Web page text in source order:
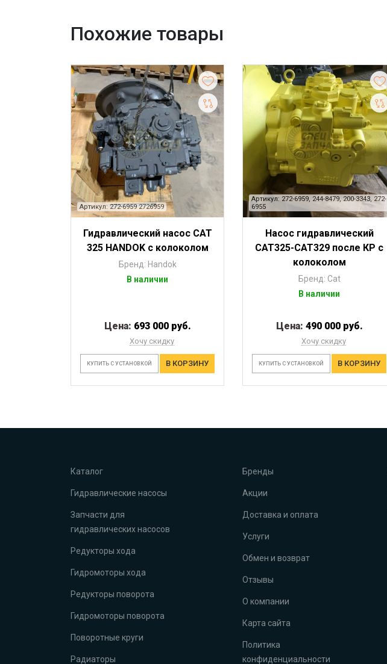
Похожие товары
Артикул: 272-6959 2726959
Гидравлический насос CAT
325 HANDOK с колоколом
Бренд: Handok
В наличии
Цена: 693 000 руб.
Хочу скидку
КУПИТЬ С УСТАНОВКОЙ В КОРЗИНУ
Артикул: 272-6959, 244-8479, 200-3343, 272-
6955
Насос гидравлический
CAT325-CAT329 после КР с
колоколом
Бренд: Cat
В наличии
Цена: 490 000 руб.
Хочу скидку
КУПИТЬ С УСТАНОВКОЙ В КОРЗИНУ
Каталог
Гидравлические насосы
Запчасти для
гидравлических насосов
Редукторы хода
Гидромоторы хода
Редукторы поворота
Гидромоторы поворота
Поворотные круги
Радиаторы
Бренды
Акции
Доставка и оплата
Услуги
Обмен и возврат
Отзывы
О компании
Карта сайта
Политика
конфиденциальности